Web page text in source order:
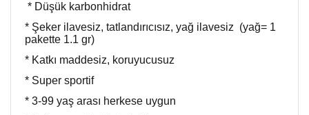
* Düşük karbonhidrat
* Şeker ilavesiz, tatlandırıcısız, yağ ilavesiz (yağ= 1
pakette 1.1 gr)
* Katkı maddesiz, koruyucusuz
* Super sportif
* 3-99 yaş arası herkese uygun